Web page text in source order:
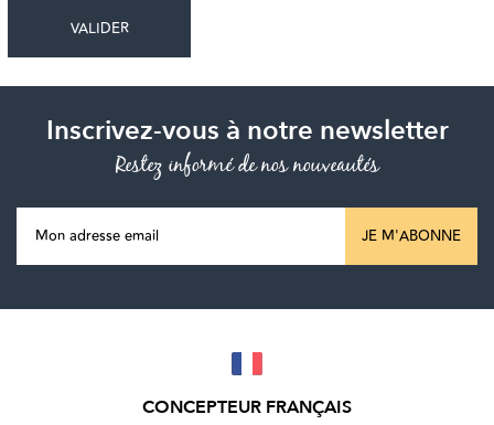
Inscrivez-vous à notre newsletter
Restez informé de nos nouveautés
JE M'ABONNE
CONCEPTEUR FRANÇAIS